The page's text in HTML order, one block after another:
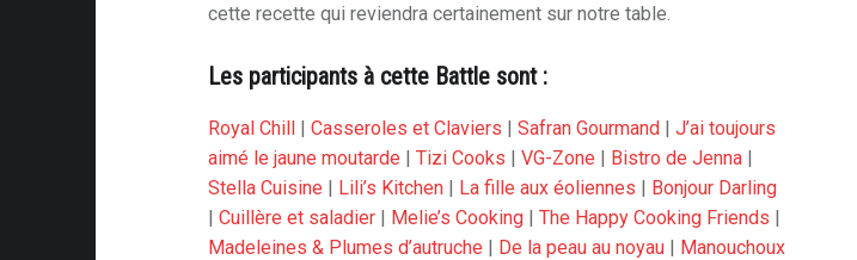
cette recette qui reviendra certainement sur notre table.
Les participants à cette Battle sont :
Royal Chill |Casseroles et Claviers |Safran Gourmand |J’ai toujours
aimé le jaune moutarde |Tizi Cooks |VG-Zone | Bistro de Jenna |
Stella Cuisine | Lili’s Kitchen | La fille aux éoliennes | Bonjour Darling
|Cuillère et saladier | Melie’s Cooking |The Happy Cooking Friends |
Madeleines & Plumes d’autruche | De la peau au noyau | Manouchoux